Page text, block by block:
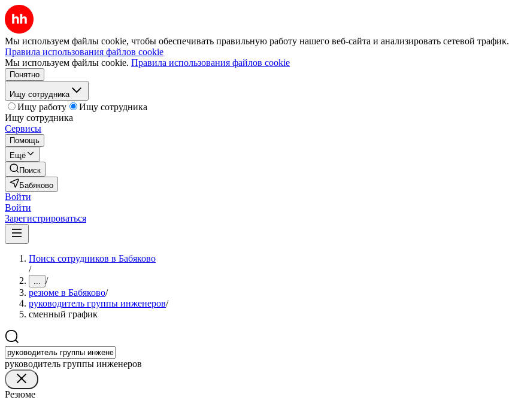
Мы используем файлы cookie, чтобы обеспечивать правильную работу нашего веб-сайта и анализировать сетевой трафик.
Правила использования файлов cookie
Мы используем файлы cookie. Правила использования файлов cookie
Понятно
Ищу сотрудника
Ищу работу
Ищу сотрудника
Ищу сотрудника
Сервисы
Помощь
Ещё
Поиск
Бабяково
Войти
Войти
Зарегистрироваться
Поиск сотрудников в Бабяково
/
... /
резюме в Бабяково/
руководитель группы инженеров/
сменный график
руководитель группы инженеров
Резюме